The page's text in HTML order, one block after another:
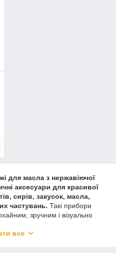
для масла з нержавіючої
аксесуари для красивої
сирів, закусок, масла,
частувань. Такі прибори
зручним і візуально
для стриманої сервіровки,
все